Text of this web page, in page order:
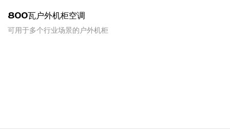
800瓦户外机柜空调
可用于多个行业场景的户外机柜